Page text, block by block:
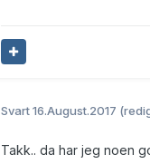
Svart16.August.2017
Takk.. da har jeg noen